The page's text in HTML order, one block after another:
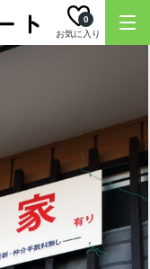
お気に入り
0